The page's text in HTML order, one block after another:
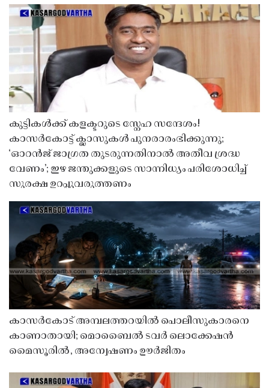
കുട്ടികൾക്ക് കളക്ടറുടെ സ്നേഹ സന്ദേശം!
കാസർകോട്ട് ക്ലാസുകൾ പുനരാരംഭിക്കുന്നു;
‘ഓറൻജ് ജാഗ്രത തുടരുന്നതിനാൽ അതീവ ശ്രദ്ധ
വേണം’; ഇഴ ജന്തുക്കളുടെ സാന്നിധ്യം പരിശോധിച്ച്
സുരക്ഷ ഉറപ്പുവരുത്തണം
കാസർകോട് അമ്പലത്തറയിൽ പൊലീസുകാരനെ
കാണാതായി; മൊബൈൽ ടവർ ലൊക്കേഷൻ
മൈസൂരിൽ, അന്വേഷണം ഊർജിതം